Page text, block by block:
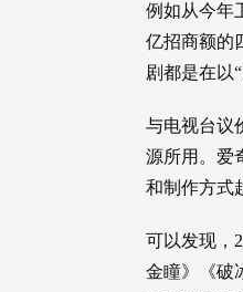
例如从今年
亿招商额的
剧都是在以
与电视台议
源所用。爱
和制作方式
可以发现，
金瞳》《破